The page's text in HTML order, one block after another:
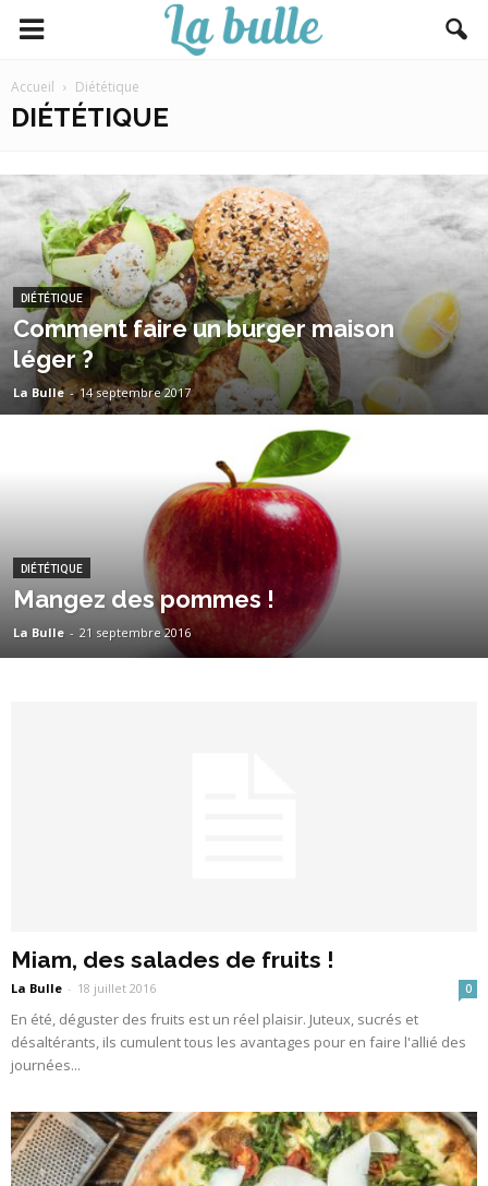
Accueil Diététique
DIÉTÉTIQUE
DIÉTÉTIQUE
Comment faire un burger maison
léger ?
La Bulle - 14 septembre 2017
DIÉTÉTIQUE
Mangez des pommes !
La Bulle - 21 septembre 2016
Miam, des salades de fruits !
La Bulle - 18 juillet 2016 0
En été, déguster des fruits est un réel plaisir. Juteux, sucrés et
désaltérants, ils cumulent tous les avantages pour en faire l'allié des
journées...